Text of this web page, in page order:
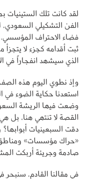
لقد كانت تلك الستينيات
الفن التشكيلي السعودي،
فضاء الاحتراف المؤسسي.
ثبت أقدامه كجزء لا يتجزأ
الذي سيشهد انفجاراً في
وإذ نطوي اليوم هذه
استعدنا حكاية الضوء في
وضعت فيها الريشة
القصة لا تنتهي هنا، بل
دقت السبعينيات
«حراك مؤسسات»
صادمة وجريئة أربكت
في مقالنا القادم،